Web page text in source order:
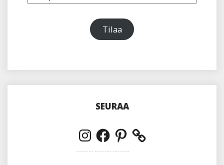
Tilaa
SEURAA
InstagramFacebookPinterest